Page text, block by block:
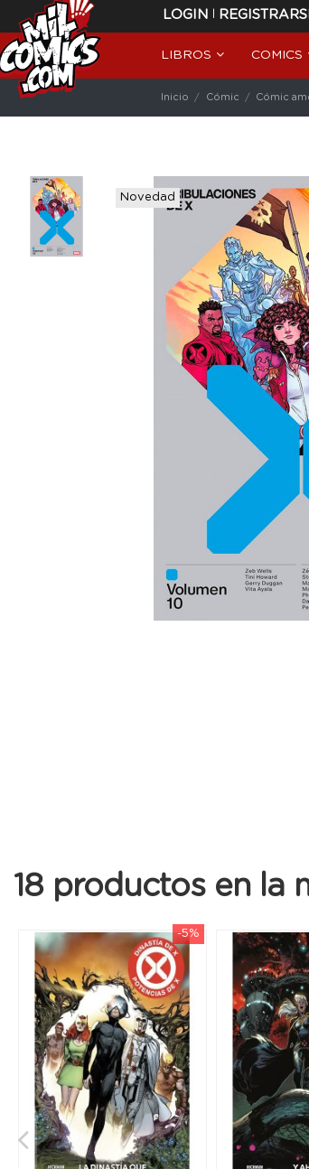
LOGIN |
LIBROS COMICS
Inicio Cómic Cómic
Novedad
18 productos en la
-5%